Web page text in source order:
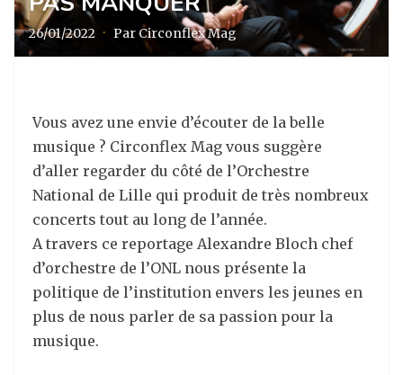
26/01/2022 · Par Circonflex Mag
Vous avez une envie d’écouter de la belle
musique ? Circonflex Mag vous suggère
d’aller regarder du côté de l’Orchestre
National de Lille qui produit de très nombreux
concerts tout au long de l’année.
A travers ce reportage Alexandre Bloch chef
d’orchestre de l’ONL nous présente la
politique de l’institution envers les jeunes en
plus de nous parler de sa passion pour la
musique.